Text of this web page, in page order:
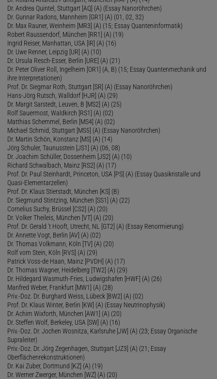
Dr. Andrea Quintel, Stuttgart [AQ] (A) (Essay Nanoröhrchen)
Dr. Gunnar Radons, Mannheim [GR1] (A) (01, 02, 32)
Dr. Max Rauner, Weinheim [MR3] (A) (15; Essay Quanteninformatik)
Robert Raussendorf, München [RR1] (A) (19)
Ingrid Reiser, Manhattan, USA [IR] (A) (16)
Dr. Uwe Renner, Leipzig [UR] (A) (10)
Dr. Ursula Resch-Esser, Berlin [URE] (A) (21)
Dr. Peter Oliver Roll, Ingelheim [OR1] (A, B) (15; Essay Quantenmechanik und
ihre Interpretationen)
Prof. Dr. Siegmar Roth, Stuttgart [SR] (A) (Essay Nanoröhrchen)
Hans-Jörg Rutsch, Walldorf [HJR] (A) (29)
Dr. Margit Sarstedt, Leuven, B [MS2] (A) (25)
Rolf Sauermost, Waldkirch [RS1] (A) (02)
Matthias Schemmel, Berlin [MS4] (A) (02)
Michael Schmid, Stuttgart [MS5] (A) (Essay Nanoröhrchen)
Dr. Martin Schön, Konstanz [MS] (A) (14)
Jörg Schuler, Taunusstein [JS1] (A) (06, 08)
Dr. Joachim Schüller, Dossenheim [JS2] (A) (10)
Richard Schwalbach, Mainz [RS2] (A) (17)
Prof. Dr. Paul Steinhardt, Princeton, USA [PS] (A) (Essay Quasikristalle und
Quasi-Elementarzellen)
Prof. Dr. Klaus Stierstadt, München [KS] (B)
Dr. Siegmund Stintzing, München [SS1] (A) (22)
Cornelius Suchy, Brüssel [CS2] (A) (20)
Dr. Volker Theileis, München [VT] (A) (20)
Prof. Dr. Gerald 't Hooft, Utrecht, NL [GT2] (A) (Essay Renormierung)
Dr. Annette Vogt, Berlin [AV] (A) (02)
Dr. Thomas Volkmann, Köln [TV] (A) (20)
Rolf vom Stein, Köln [RVS] (A) (29)
Patrick Voss-de Haan, Mainz [PVDH] (A) (17)
Dr. Thomas Wagner, Heidelberg [TW2] (A) (29)
Dr. Hildegard Wasmuth-Fries, Ludwigshafen [HWF] (A) (26)
Manfred Weber, Frankfurt [MW1] (A) (28)
Priv.-Doz. Dr. Burghard Weiss, Lübeck [BW2] (A) (02)
Prof. Dr. Klaus Winter, Berlin [KW] (A) (Essay Neutrinophysik)
Dr. Achim Wixforth, München [AW1] (A) (20)
Dr. Steffen Wolf, Berkeley, USA [SW] (A) (16)
Priv.-Doz. Dr. Jochen Wosnitza, Karlsruhe [JW] (A) (23; Essay Organische
Supraleiter)
Priv.-Doz. Dr. Jörg Zegenhagen, Stuttgart [JZ3] (A) (21; Essay
Oberflächenrekonstruktionen)
Dr. Kai Zuber, Dortmund [KZ] (A) (19)
Dr. Werner Zwerger, München [WZ] (A) (20)